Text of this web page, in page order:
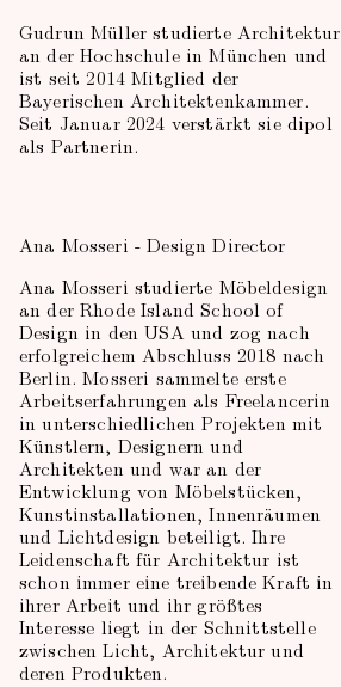
Gudrun Müller studierte Architektur
an der Hochschule in München und
ist seit 2014 Mitglied der
Bayerischen Architektenkammer.
Seit Januar 2024 verstärkt sie dipol
als Partnerin.
Ana Mosseri - Design Director
Ana Mosseri studierte Möbeldesign
an der Rhode Island School of
Design in den USA und zog nach
erfolgreichem Abschluss 2018 nach
Berlin. Mosseri sammelte erste
Arbeitserfahrungen als Freelancerin
in unterschiedlichen Projekten mit
Künstlern, Designern und
Architekten und war an der
Entwicklung von Möbelstücken,
Kunstinstallationen, Innenräumen
und Lichtdesign beteiligt. Ihre
Leidenschaft für Architektur ist
schon immer eine treibende Kraft in
ihrer Arbeit und ihr größtes
Interesse liegt in der Schnittstelle
zwischen Licht, Architektur und
deren Produkten.